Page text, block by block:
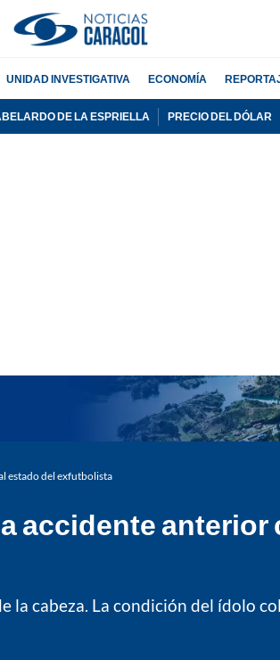
UNIDAD INVESTIGATIVA ECONOMÍA
DE LA ESPRIELLA PRECIO DEL DÓLAR
estado del exfutbolista
accidente
cabeza. La condición del ídolo